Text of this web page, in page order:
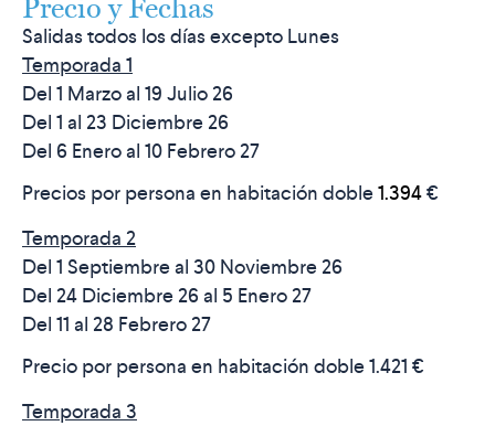
Precio y Fechas
Salidas todos los días excepto Lunes
Temporada 1
Del 1 Marzo al 19 Julio 26
Del 1 al 23 Diciembre 26
Del 6 Enero al 10 Febrero 27
Precios por persona en habitación doble1.394€
Temporada 2
Del 1 Septiembre al 30 Noviembre 26
Del 24 Diciembre 26 al 5 Enero 27
Del 11 al 28 Febrero 27
Precio por persona en habitación doble1.421 €
Temporada 3